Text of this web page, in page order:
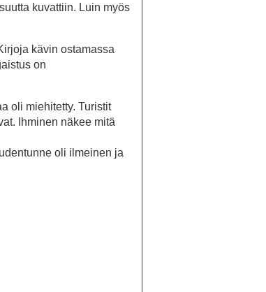
kuvattiin. Luin myös
kävin ostamassa
on
oli miehitetty. Turistit
Ihminen näkee mitä
oli ilmeinen ja